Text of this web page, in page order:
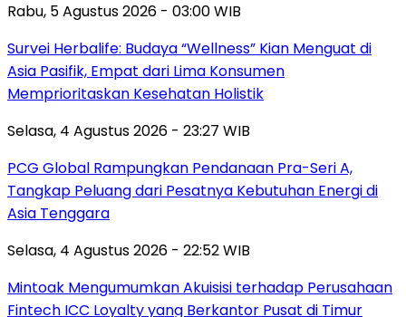
Rabu, 5 Agustus 2026 - 03:00 WIB
Survei Herbalife: Budaya “Wellness” Kian Menguat di
Asia Pasifik, Empat dari Lima Konsumen
Memprioritaskan Kesehatan Holistik
Selasa, 4 Agustus 2026 - 23:27 WIB
PCG Global Rampungkan Pendanaan Pra-Seri A,
Tangkap Peluang dari Pesatnya Kebutuhan Energi di
Asia Tenggara
Selasa, 4 Agustus 2026 - 22:52 WIB
Mintoak Mengumumkan Akuisisi terhadap Perusahaan
Fintech ICC Loyalty yang Berkantor Pusat di Timur